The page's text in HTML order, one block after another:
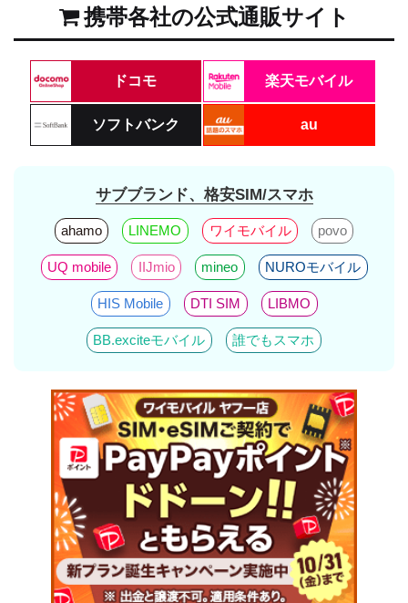
携帯各社の公式通販サイト
ドコモ 楽天モバイル
ソフトバンク au
サブブランド、格安SIM/スマホ
ahamo LINEMO ワイモバイル povo
UQ mobile IIJmio mineo NUROモバイル
HIS Mobile DTI SIM LIBMO
BB.exciteモバイル 誰でもスマホ